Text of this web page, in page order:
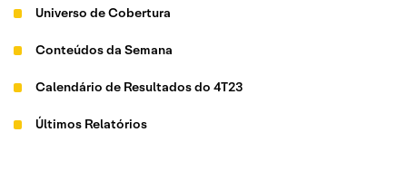
Universo de Cobertura
Conteúdos da Semana
Calendário de Resultados do 4T23
Últimos Relatórios